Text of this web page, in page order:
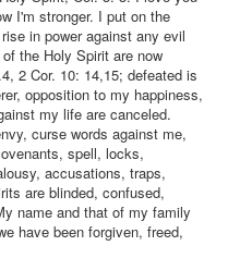
I'm stronger. I put on the
in power against any evil
the Holy Spirit are now
2 Cor. 10: 14,15; defeated is
opposition to my happiness,
my life are canceled.
curse words against me,
spell, locks,
accusations, traps,
are blinded, confused,
name and that of my family
have been forgiven, freed,